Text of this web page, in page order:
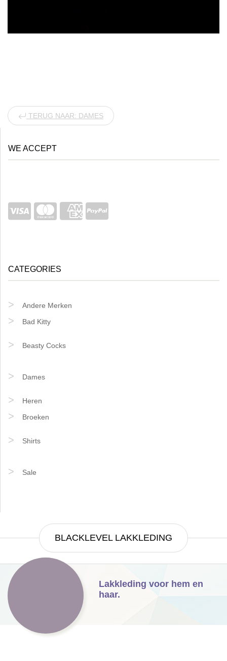
TERUG NAAR: DAMES
WE ACCEPT
CATEGORIES
Andere Merken
Bad Kitty
Beasty Cocks
Dames
Heren
Broeken
Shirts
Sale
BLACKLEVEL LAKKLEDING
Lakkleding voor hem en
haar.